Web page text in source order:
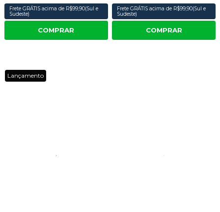
Frete GRÁTIS acima de R$99,90(Sul e
Sudeste)
COMPRAR
Frete GRÁTIS acima de R$99,90(Sul e
Sudeste)
COMPRAR
Lançamento